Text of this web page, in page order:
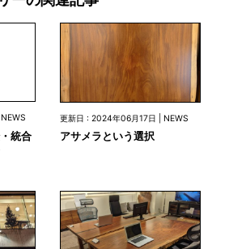
統合
更新日 : 2024年06月17日 | NEWS
アサメラという選択